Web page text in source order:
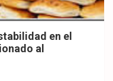
en el
al